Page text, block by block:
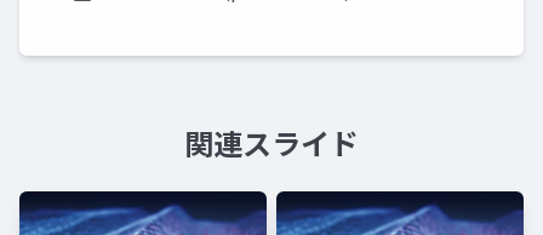
関連スライド